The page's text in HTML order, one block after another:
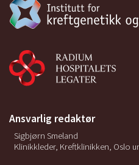
Ansvarlig redaktør
Sigbjørn Smeland
Klinikkleder, Kreftklinikken, Oslo